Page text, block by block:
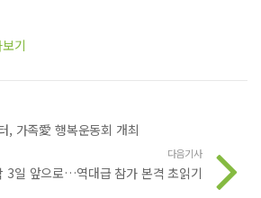
기
, 가족愛 행복운동회 개최
다음기사
3일 앞으로…역대급 참가 본격 초읽기